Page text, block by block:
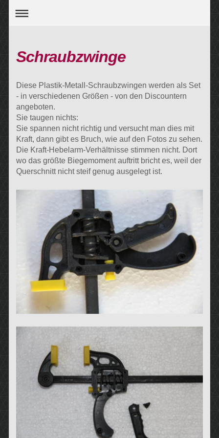
Schraubzwinge
Diese Plastik-Metall-Schraubzwingen werden als Set
- in verschiedenen Größen - von den Discountern
angeboten.
Sie taugen nichts:
Sie spannen nicht richtig und versucht man dies mit
Kraft, dann gibt es Bruch, wie auf den Fotos zu sehen.
Die Kraft-Hebelarm-Verhältnisse stimmen nicht. Dort
wo das größte Biegemoment auftritt bricht es, weil der
Querschnitt nicht steif genug ausgelegt ist.